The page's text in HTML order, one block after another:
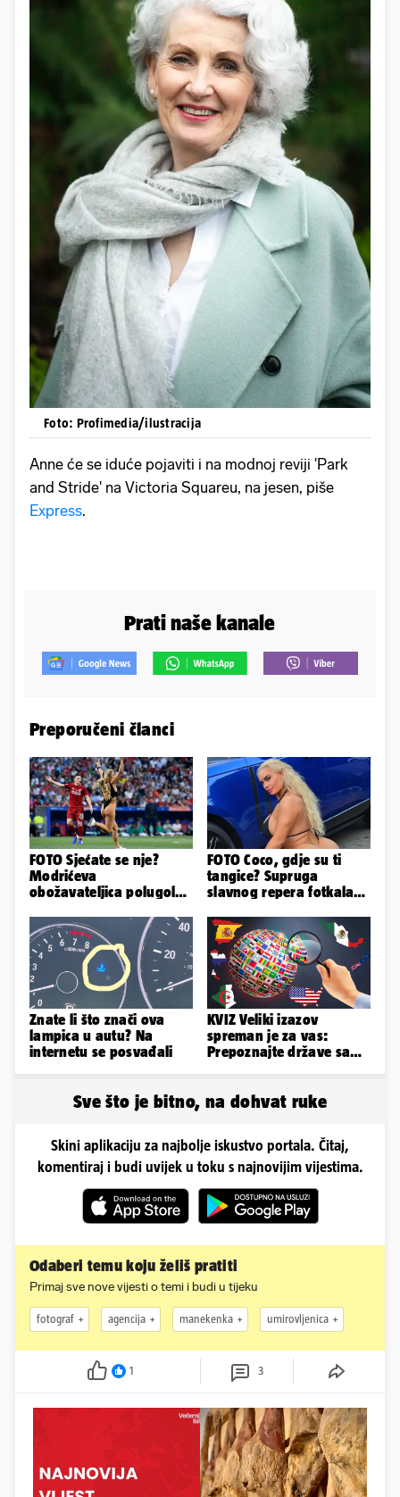
Foto: Profimedia/ilustracija
Anne će se iduće pojaviti i na modnoj reviji 'Park
and Stride' na Victoria Squareu, na jesen, piše
Express.
Prati naše kanale
Preporučeni članci
FOTO Sjećate se nje?
Modrićeva
obožavateljica polugola
što radi danas
FOTO Coco, gdje su ti
tangice? Supruga
slavnog repera fotkala
sve
Znate li što znači ova
lampica u autu? Na
internetu se posvađali
KVIZ Veliki izazov
spreman je za vas:
Prepoznajte države samo
Sve što je bitno, na dohvat ruke
Skini aplikaciju za najbolje iskustvo portala. Čitaj,
komentiraj i budi uvijek u toku s najnovijim vijestima.
Odaberi temu koju želiš pratiti
Primaj sve nove vijesti o temi i budi u tijeku
fotograf agencija manekenka umirovljenica
1 3